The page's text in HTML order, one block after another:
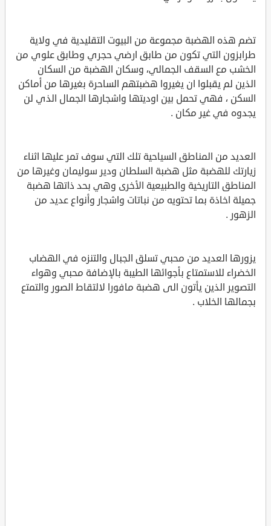
تضم هذه الهضبة مجموعة من البيوت التقليدية في ولاية
طرابزون التي تكون من طابق ارضي حجري وطابق علوي من
الخشب مع السقف الجمالي، وسكان الهضبة من السكان
الذين لم يقبلوا ان يغيروا هضبتهم الساحرة بغيرها من أماكن
السكن ، فهي تحمل بين اوديتها واشجارها الجمال الذي لن
يجدوه في غير مكان .
العديد من المناطق السياحية تلك التي سوف تمر عليها اثناء
زيارتك للهضبة مثل هضبة السلطان ودير سوليمان وغيرها من
المناطق التاريخية والطبيعية الأخرى وهي بحد ذاتها هضبة
جميلة اخاذة بما تحتويه من نباتات واشجار وأنواع عديد من
الزهور .
يزورها العديد من محبي تسلق الجبال والتنزه في الهضاب
الخضراء للاستمتاع بأجوائها الطيبة بالإضافة محبي وهواء
التصوير الذين يأتون الى هضبة مافورا لالتقاط الصور والتمتع
بجمالها الخلاب .